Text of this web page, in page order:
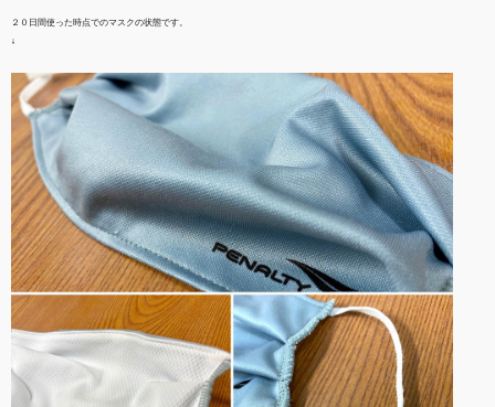
２０日間使った時点でのマスクの状態です。
↓